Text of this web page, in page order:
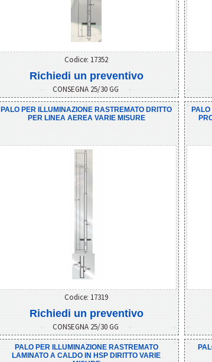
Codice: 17352
Richiedi un preventivo
CONSEGNA 25/30 GG
PALO PER ILLUMINAZIONE RASTREMATO DRITTO
PER LINEA AEREA VARIE MISURE
Codice: 17319
Richiedi un preventivo
CONSEGNA 25/30 GG
PALO
PALO PER ILLUMINAZIONE RASTREMATO
LAMINATO A CALDO IN HSP DIRITTO VARIE